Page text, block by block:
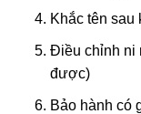
Khắc tên sau
Điều chỉnh ni
được)
Bảo hành có